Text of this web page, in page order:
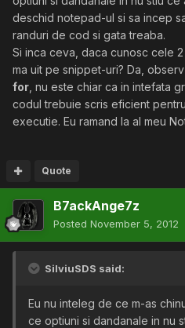
deschid notepad-ul si sa incep
randuri de cod si gata treaba.
Si inca ceva, daca cunosc cele
ma uit pe snippet-uri? Da,
for , nu este chiar ca in intefata
codul trebuie scris eficient
executie. Eu ramand la al meu
Quote
B7ackAnge7z
Posted November 5, 2012
SilviuSDS said:
Eu nu inteleg de ce m-as
ce optiuni si dandanale in nu